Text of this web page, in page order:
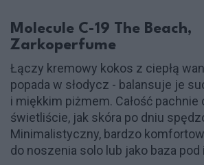
Molecule C-19 The Beach,
Zarkoperfume
Łączy kremowy kokos z ciepłą
popada w słodycz - balansuje je
i miękkim piżmem. Całość pachnie
świetliście, jak skóra po dniu
Minimalistyczny, bardzo
do noszenia solo lub jako baza pod